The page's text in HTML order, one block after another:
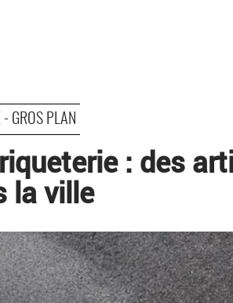
- GROS PLAN
: des
la ville